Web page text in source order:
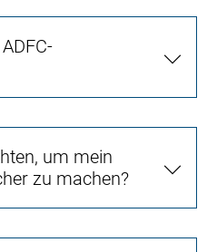
um mein
zu machen?